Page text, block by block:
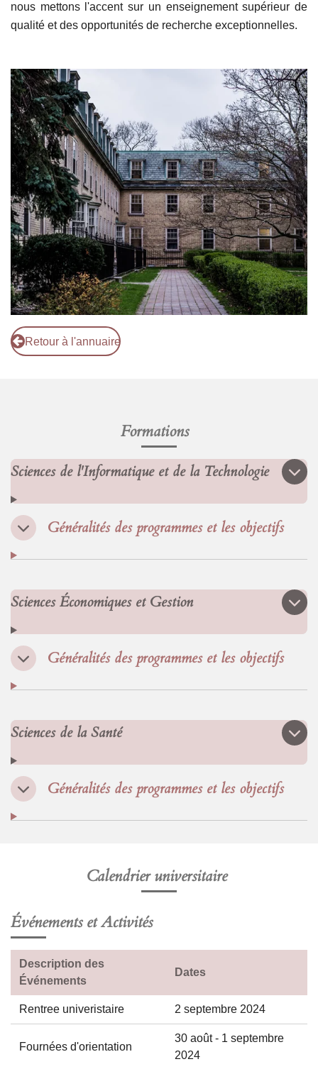
nous mettons l'accent sur un enseignement supérieur de
qualité et des opportunités de recherche exceptionnelles.
Retour à l'annuaire
Formations
Sciences de l'Informatique et de la Technologie
Généralités des programmes et les objectifs
Sciences Économiques et Gestion
Généralités des programmes et les objectifs
Sciences de la Santé
Généralités des programmes et les objectifs
Calendrier universitaire
Événements et Activités
Description des
Événements
Dates
Rentree univeristaire 2 septembre 2024
Fournées d'orientation
30 août - 1 septembre
2024